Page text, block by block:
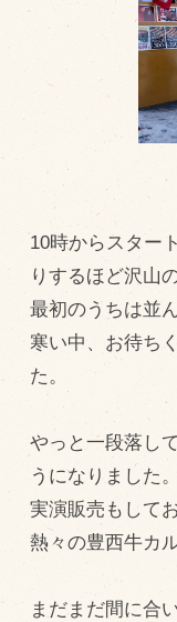
10時からスター
りするほど沢山
最初のうちは並
寒い中、お待ち
た。
やっと一段落し
うになりました。
実演販売もして
熱々の豊西牛カ
まだまだ間に合
お客様の声
オリジナ
十勝帯広
採用情報
牧場のご紹
飼育してい
環境・堆
販売加工場
食肉加工場
衛生管理